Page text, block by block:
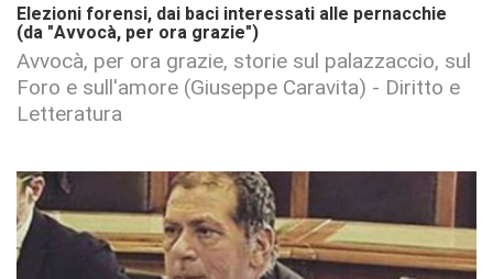
Elezioni forensi, dai baci interessati alle pernacchie
(da "Avvocà, per ora grazie")
Avvocà, per ora grazie, storie sul palazzaccio, sul
Foro e sull'amore (Giuseppe Caravita) - Diritto e
Letteratura